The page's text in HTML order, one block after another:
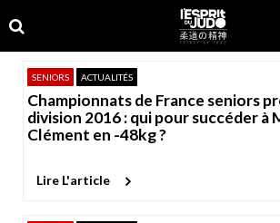
to
navigation
to
content
SENIORS ACTUALITÉS
Championnats de France seniors
division 2016 : qui pour succéder à
Clément en -48kg ?
Lire L'article